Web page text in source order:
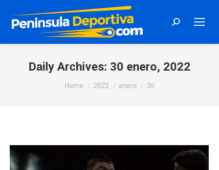
Search:
Daily Archives: 30 enero, 2022
You are here:
Home 2022 enero 30